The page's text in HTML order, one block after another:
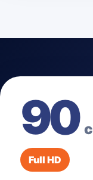
90
Full HD